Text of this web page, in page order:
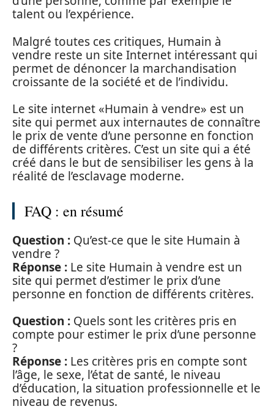
talent ou l’expérience.
Malgré toutes ces critiques, Humain à
vendre reste un site Internet intéressant qui
permet de dénoncer la marchandisation
croissante de la société et de l’individu.
Le site internet «Humain à vendre» est un
site qui permet aux internautes de connaître
le prix de vente d’une personne en fonction
de différents critères. C’est un site qui a été
créé dans le but de sensibiliser les gens à la
réalité de l’esclavage moderne.
FAQ : en résumé
Question : Qu’est-ce que le site Humain à
vendre ?
Réponse : Le site Humain à vendre est un
site qui permet d’estimer le prix d’une
personne en fonction de différents critères.
Question : Quels sont les critères pris en
compte pour estimer le prix d’une personne
?
Réponse : Les critères pris en compte sont
l’âge, le sexe, l’état de santé, le niveau
d’éducation, la situation professionnelle et le
niveau de revenus.